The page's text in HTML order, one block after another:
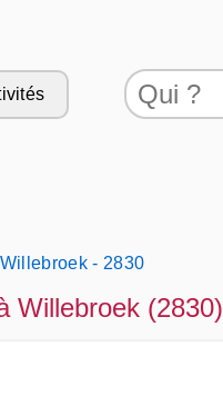
Willebroek - 2830
Willebroek (2830)